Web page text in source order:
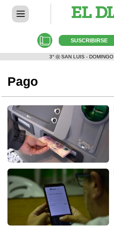
SUSCRIBIRSE
3° SAN LUIS -
Pago